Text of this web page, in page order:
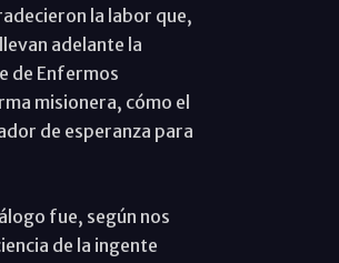
la labor que,
adelante la
de Enfermos
misionera, cómo el
de esperanza para
fue, según nos
de la ingente